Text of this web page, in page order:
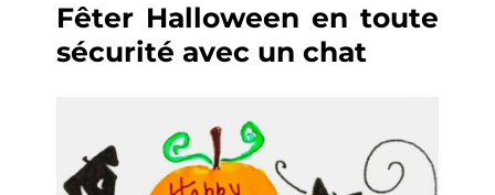
Fêter Halloween en toute
sécurité avec un chat